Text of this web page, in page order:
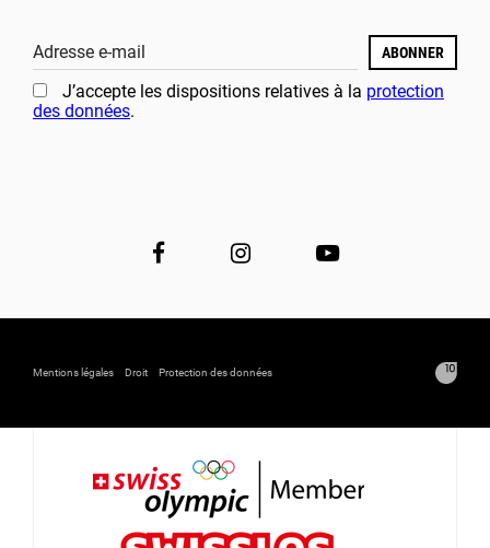
Adresse e-mail ABONNER
J’accepte les dispositions relatives à la protection
des données.
Mentions légales Droit Protection des données